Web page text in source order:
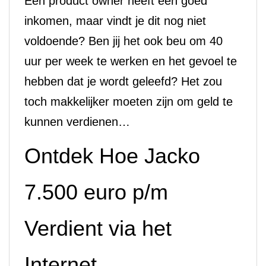
inkomen, maar vindt je dit nog niet
voldoende? Ben jij het ook beu om 40
uur per week te werken en het gevoel te
hebben dat je wordt geleefd? Het zou
toch makkelijker moeten zijn om geld te
kunnen verdienen…
Ontdek Hoe Jacko
7.500 euro p/m
Verdient via het